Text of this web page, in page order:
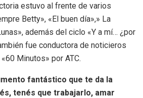
estuvo al frente de varios
Betty», «El buen día»,» La
además del ciclo «Y a mí… ¿por
fue conductora de noticieros
Minutos» por ATC.
fantástico que te da la
tenés que trabajarlo, amar